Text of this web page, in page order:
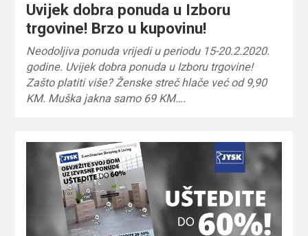
Uvijek dobra ponuda u Izboru
trgovine! Brzo u kupovinu!
Neodoljiva ponuda vrijedi u periodu 15-20.2.2020.
godine. Uvijek dobra ponuda u Izboru trgovine!
Zašto platiti više? Ženske streč hlače već od 9,90
KM. Muška jakna samo 69 KM….